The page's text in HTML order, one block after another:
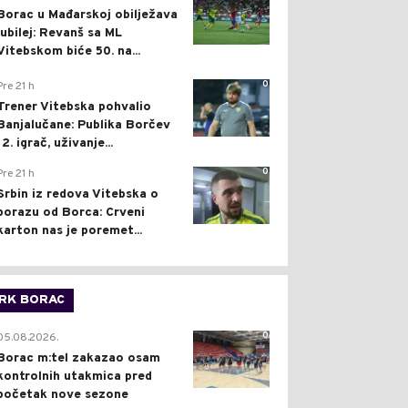
u Mađarskoj obilježava
Revanš sa ML
biće 50. na...
0
21 h
Vitebska pohvalio
Publika Borčev
igrač, uživanje...
0
21 h
iz redova Vitebska o
od Borca: Crveni
nas je poremet...
RK BORAC
0
m:tel zakazao osam
utakmica pred
nove sezone